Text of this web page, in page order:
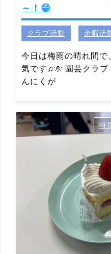
～！😁
クラブ活動 余暇活
今日は梅雨の晴れ間で
気です♫🌞 園芸クラ
んにくが
特